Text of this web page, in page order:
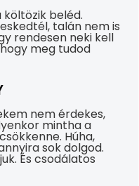
beléd.
talán nem is
rendesen neki kell
meg tudod
nem érdekes,
mintha a
Húha,
sok dolgod.
És csodálatos